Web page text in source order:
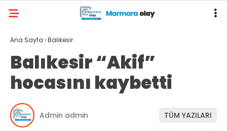
Ana Sayfa ›Balıkesir
Balıkesir “Akif”
hocasını kaybetti
Admin admin TÜM YAZILARI